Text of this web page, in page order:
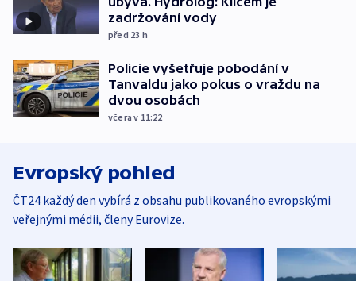
zadržování vody
před 23 h
Policie vyšetřuje pobodání v
Tanvaldu jako pokus o vraždu na
dvou osobách
včera v 11:22
Evropský pohled
ČT24 každý den vybírá z obsahu publikovaného evropskými
veřejnými médii, členy Eurovize.